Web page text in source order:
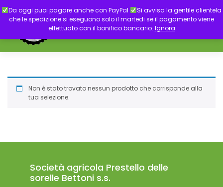
Da oggi puoi pagare anche con PayPal
Si avvisa la gentile clientela
che le spedizione si eseguono solo il martedi se il pagamento viene
effettuato con il bonifico bancario. Ignora
to
content
Non è stato trovato nessun prodotto che corrisponde alla
tua selezione.
Società agricola Prestello delle
sorelle Bettoni s.s.